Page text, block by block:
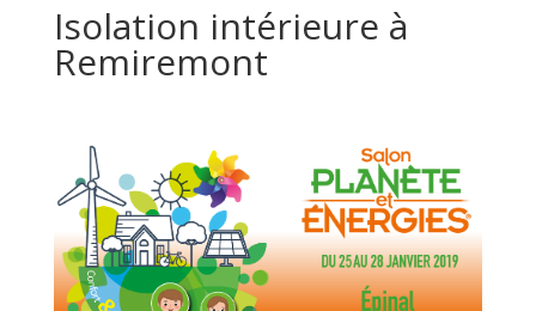
Isolation intérieure à
Remiremont